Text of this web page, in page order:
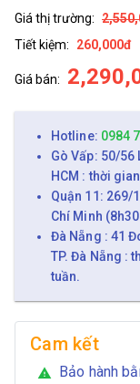
Giá thị trường:
Tiết kiệm:
260,000đ
Giá bán:
Hotline: 0984
Gò Vấp: 50/56
HCM : thời
Quận 11: 269/
Chí Minh
Đà Nẵng : 41
TP. Đà Nẵng :
tuần.
Cam kết
warning Bảo hành